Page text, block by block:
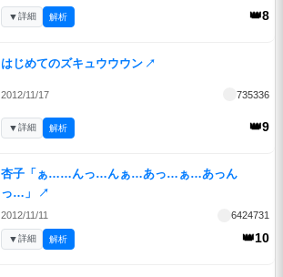
👑8
▼詳細 解析
はじめてのズキュウウウン ↗
2012/11/17 735336
👑9
▼詳細 解析
杏子「ぁ……んっ…んぁ…あっ…ぁ…あっん
っ…」
↗
2012/11/11 6424731
👑10
▼詳細 解析